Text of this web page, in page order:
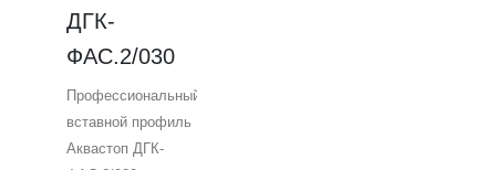
ДГК-
ФАС.2/030
Профессиональный
вставной профиль
Аквастоп ДГК-